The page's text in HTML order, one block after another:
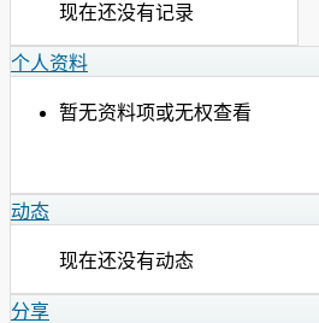
现在还没有记录
个人资料
暂无资料项或无权查看
动态
现在还没有动态
分享